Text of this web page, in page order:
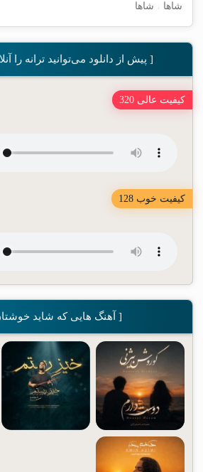
شاها ، شاها
[ پیش از دانلود می‌توانید ترانه را
کیفیت عالی 320
کیفیت خوب 128
[ آهنگ هایی که شاید